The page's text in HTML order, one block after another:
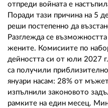
отпреди войната е
Поради тази причина на 5
реши постепенно да
Разглежда се
жените. Комисиите по
дейността си от юли 2027
са получили
януари насам: 28% от
изпълнили законовото
рамките на един месец.